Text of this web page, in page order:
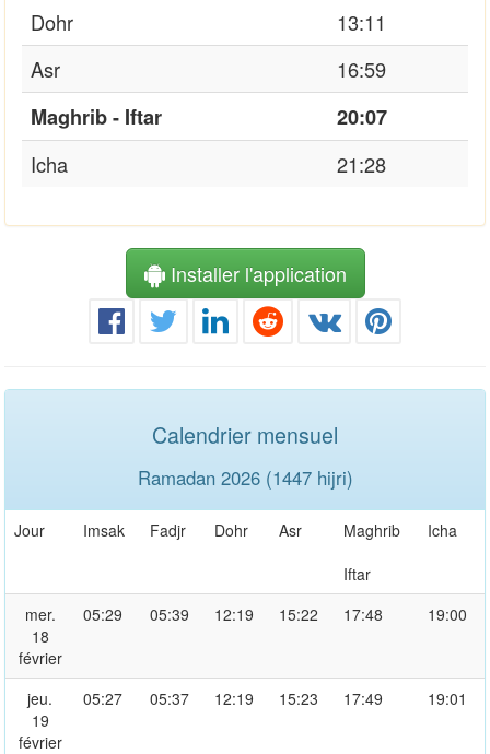
Dohr
13:11
Asr
16:59
Maghrib - Iftar
20:07
Icha
21:28
Installer l'application
Calendrier mensuel
Ramadan 2026 (1447 hijri)
Jour Imsak Fadjr Dohr Asr
Maghrib
Iftar
Icha
mer.
18
février
05:29 05:39 12:19 15:22 17:48 19:00
jeu.
19
février
05:27 05:37 12:19 15:23 17:49 19:01